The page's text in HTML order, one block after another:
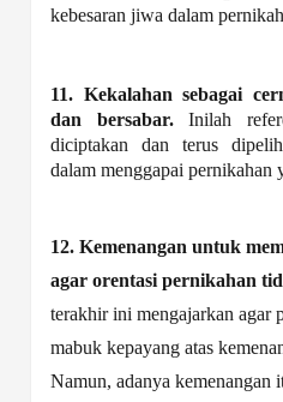
kebesaran jiwa dalam
11. Kekalahan sebagai
dan bersabar.Inilah
diciptakan dan terus
dalam menggapai pernikahan
12. Kemenangan untuk
agar orentasi pernikahan
terakhir ini mengajarkan agar
mabuk kepayang atas
Namun, adanya kemenangan